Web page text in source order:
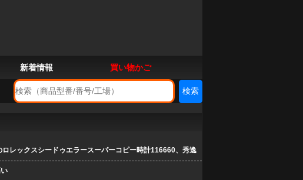
新着情報 買い物かご
ロレックスシードゥエラースーパーコピー時計116660、秀逸